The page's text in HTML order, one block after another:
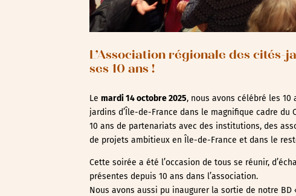
L’Association régionale des cités-
ses 10 ans !
Le mardi 14 octobre 2025, nous avons célébré les 10
jardins d’Île-de-France dans le magnifique cadre du
10 ans de partenariats avec des institutions, des
de projets ambitieux en Île-de-France et dans le
Cette soirée a été l’occasion de tous se réunir,
présentes depuis 10 ans dans l’association.
Nous avons aussi pu inaugurer la sortie de notre